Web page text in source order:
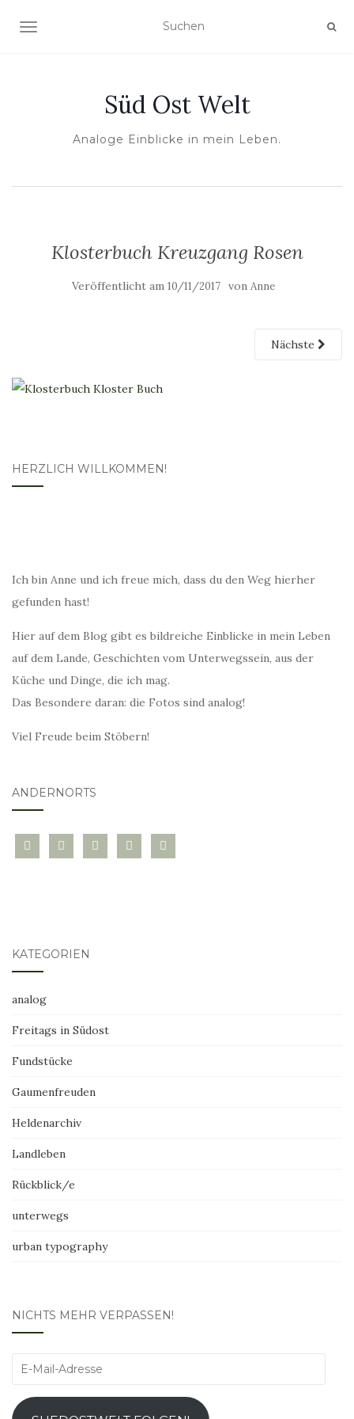
NAVIGATION UMSCHALTEN
Süd Ost Welt
Analoge Einblicke in mein Leben.
Klosterbuch Kreuzgang Rosen
Veröffentlicht am 10/11/2017 von Anne
Nächste
HERZLICH WILLKOMMEN!
Ich bin Anne und ich freue mich, dass du den Weg hierher
gefunden hast!
Hier auf dem Blog gibt es bildreiche Einblicke in mein Leben
auf dem Lande, Geschichten vom Unterwegssein, aus der
Küche und Dinge, die ich mag.
Das Besondere daran: die Fotos sind analog!
Viel Freude beim Stöbern!
ANDERNORTS
bloglovininstagramtwitter pinterest
mail
KATEGORIEN
analog
Freitags in Südost
Fundstücke
Gaumenfreuden
Heldenarchiv
Landleben
Rückblick/e
unterwegs
urban typography
NICHTS MEHR VERPASSEN!
E-
Adresse